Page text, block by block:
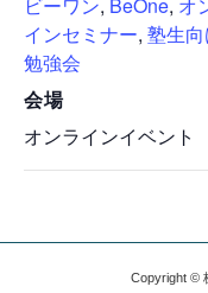
インセミナー, 塾生
勉強会
会場
オンラインイベント
Copyright ©